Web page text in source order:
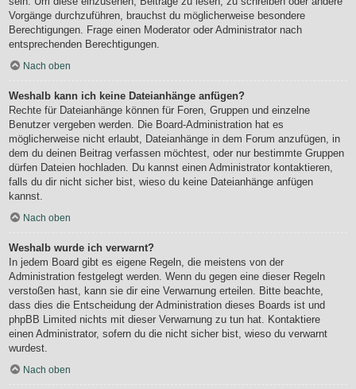
Vorgänge durchzuführen, brauchst du möglicherweise besondere
Berechtigungen. Frage einen Moderator oder Administrator nach
entsprechenden Berechtigungen.
Nach oben
Weshalb kann ich keine Dateianhänge anfügen?
Rechte für Dateianhänge können für Foren, Gruppen und einzelne
Benutzer vergeben werden. Die Board-Administration hat es
möglicherweise nicht erlaubt, Dateianhänge in dem Forum anzufügen, in
dem du deinen Beitrag verfassen möchtest, oder nur bestimmte Gruppen
dürfen Dateien hochladen. Du kannst einen Administrator kontaktieren,
falls du dir nicht sicher bist, wieso du keine Dateianhänge anfügen
kannst.
Nach oben
Weshalb wurde ich verwarnt?
In jedem Board gibt es eigene Regeln, die meistens von der
Administration festgelegt werden. Wenn du gegen eine dieser Regeln
verstoßen hast, kann sie dir eine Verwarnung erteilen. Bitte beachte,
dass dies die Entscheidung der Administration dieses Boards ist und
phpBB Limited nichts mit dieser Verwarnung zu tun hat. Kontaktiere
einen Administrator, sofern du die nicht sicher bist, wieso du verwarnt
wurdest.
Nach oben